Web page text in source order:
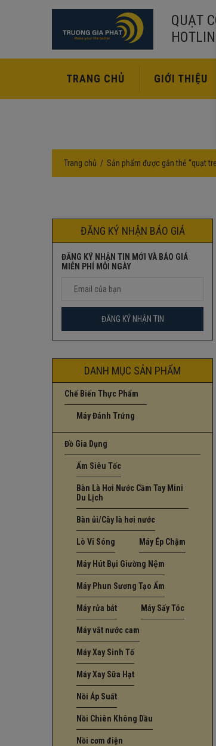
QUẠT
TRANG CHỦ GIỚI THIỆU
Trang chủ Sản phẩm được gắn thẻ “quạt
ĐĂNG KÝ NHẬN BÁO GIÁ
ĐĂNG KÝ NHẬN TIN MỚI VÀ BÁO GIÁ
MIỄN PHÍ MỖI NGÀY
DANH MỤC SẢN PHẨM
Chế Biến Thực Phẩm
Máy Đánh Trứng
Đồ Gia Dụng
Ấm Siêu Tốc
Bàn Là Hơi Nước Cầm Tay Mini
Du Lịch
Bàn ủi/Cây là hơi nước
Lò Vi Sóng Máy Ép Chậm
Máy Hút Bụi Giường Nệm
Máy Phun Sương Tạo Ẩm
Máy rửa bát Máy Sấy Tóc
Máy vắt nước cam
Máy Xay Sinh Tố
Máy Xay Sữa Hạt
Nồi Áp Suất
Nồi Chiên Không Dầu
Nồi cơm điện